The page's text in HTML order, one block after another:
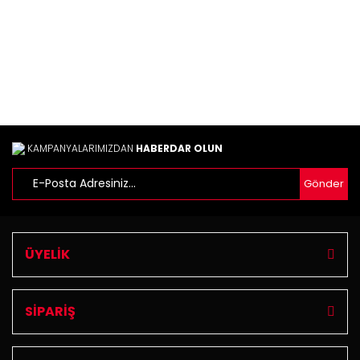
KAMPANYALARIMIZDAN HABERDAR OLUN
Gönder
ÜYELİK
SİPARİŞ